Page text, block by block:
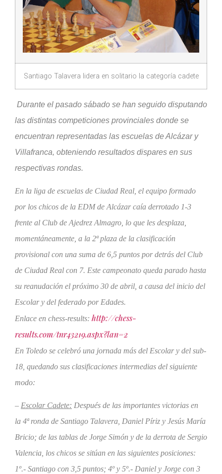
Santiago Talavera lidera en solitario la categoría cadete
Durante el pasado sábado se han seguido disputando
las distintas competiciones provinciales donde se
encuentran representadas las escuelas de Alcázar y
Villafranca, obteniendo resultados dispares en sus
respectivas rondas.
En la liga de escuelas de Ciudad Real, el equipo formado
por los chicos de la EDM de Alcázar caía derrotado 1-3
frente al Club de Ajedrez Almagro, lo que les desplaza,
momentáneamente, a la 2ª plaza de la clasificación
provisional con una suma de 6,5 puntos por detrás del Club
de Ciudad Real con 7. Este campeonato queda parado hasta
su reanudación el próximo 30 de abril, a causa del inicio del
Escolar y del federado por Edades.
Enlace en chess-results: http://chess-
results.com/tnr43219.aspx?lan=2
En Toledo se celebró una jornada más del Escolar y del sub-
18, quedando sus clasificaciones intermedias del siguiente
modo:
– Escolar Cadete: Después de las importantes victorias en
la 4ª ronda de Santiago Talavera, Daniel Píriz y Jesús María
Bricio; de las tablas de Jorge Simón y de la derrota de Sergio
Valencia, los chicos se sitúan en las siguientes posiciones:
1º.- Santiago con 3,5 puntos; 4º y 5º.- Daniel y Jorge con 3